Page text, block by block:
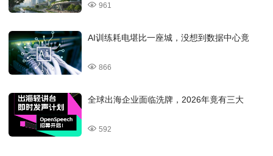
961
AI训练耗电堪比一座城，没想到数据中心竟
866
全球出海企业面临洗牌，2026年竟有三大
592